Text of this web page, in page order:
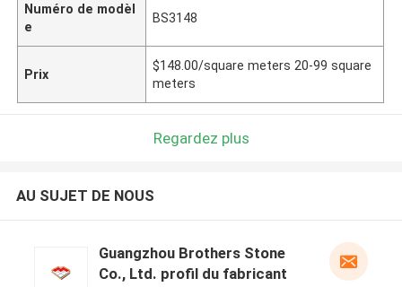
Numéro de modèl
e
BS3148
Prix
$148.00/square meters 20-99 square
meters
Regardez plus
AU SUJET DE NOUS
Guangzhou Brothers Stone
Co., Ltd. profil du fabricant